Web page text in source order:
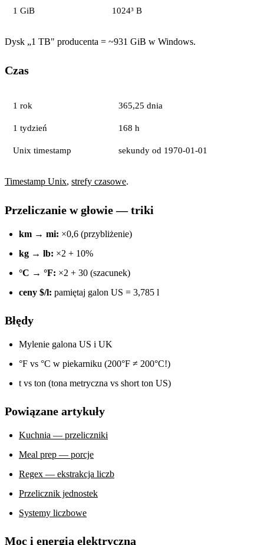
1 GiB 1024³ B
Dysk „1 TB" producenta = ~931 GiB w Windows.
Czas
1 rok 365,25 dnia
1 tydzień 168 h
Unix timestamp sekundy od 1970-01-01
Timestamp Unix, strefy czasowe.
Przeliczanie w głowie — triki
km → mi: ×0,6 (przybliżenie)
kg → lb: ×2 + 10%
°C → °F: ×2 + 30 (szacunek)
ceny $/l: pamiętaj galon US = 3,785 l
Błędy
Mylenie galona US i UK
°F vs °C w piekarniku (200°F ≠ 200°C!)
t vs ton (tona metryczna vs short ton US)
Powiązane artykuły
Kuchnia — przeliczniki
Meal prep — porcje
Regex — ekstrakcja liczb
Przelicznik jednostek
Systemy liczbowe
Moc i energia elektryczna